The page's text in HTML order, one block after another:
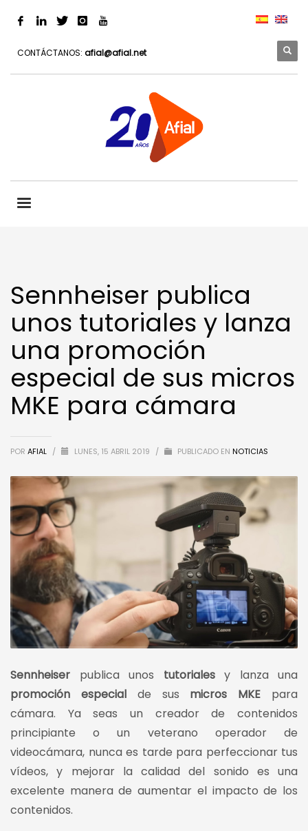
CONTÁCTANOS: afial@afial.net
Sennheiser publica
unos tutoriales y lanza
una promoción
especial de sus micros
MKE para cámara
POR AFIAL / LUNES, 15 ABRIL 2019 / PUBLICADO EN NOTICIAS
Sennheiser publica unos tutorialesy lanza una
promoción especialde sus micros MKE para
cámara. Ya seas un creador de contenidos
principiante o un veterano operador de
videocámara, nunca es tarde para perfeccionar tus
vídeos, y mejorar la calidad del sonido es una
excelente manera de aumentar el impacto de los
contenidos.